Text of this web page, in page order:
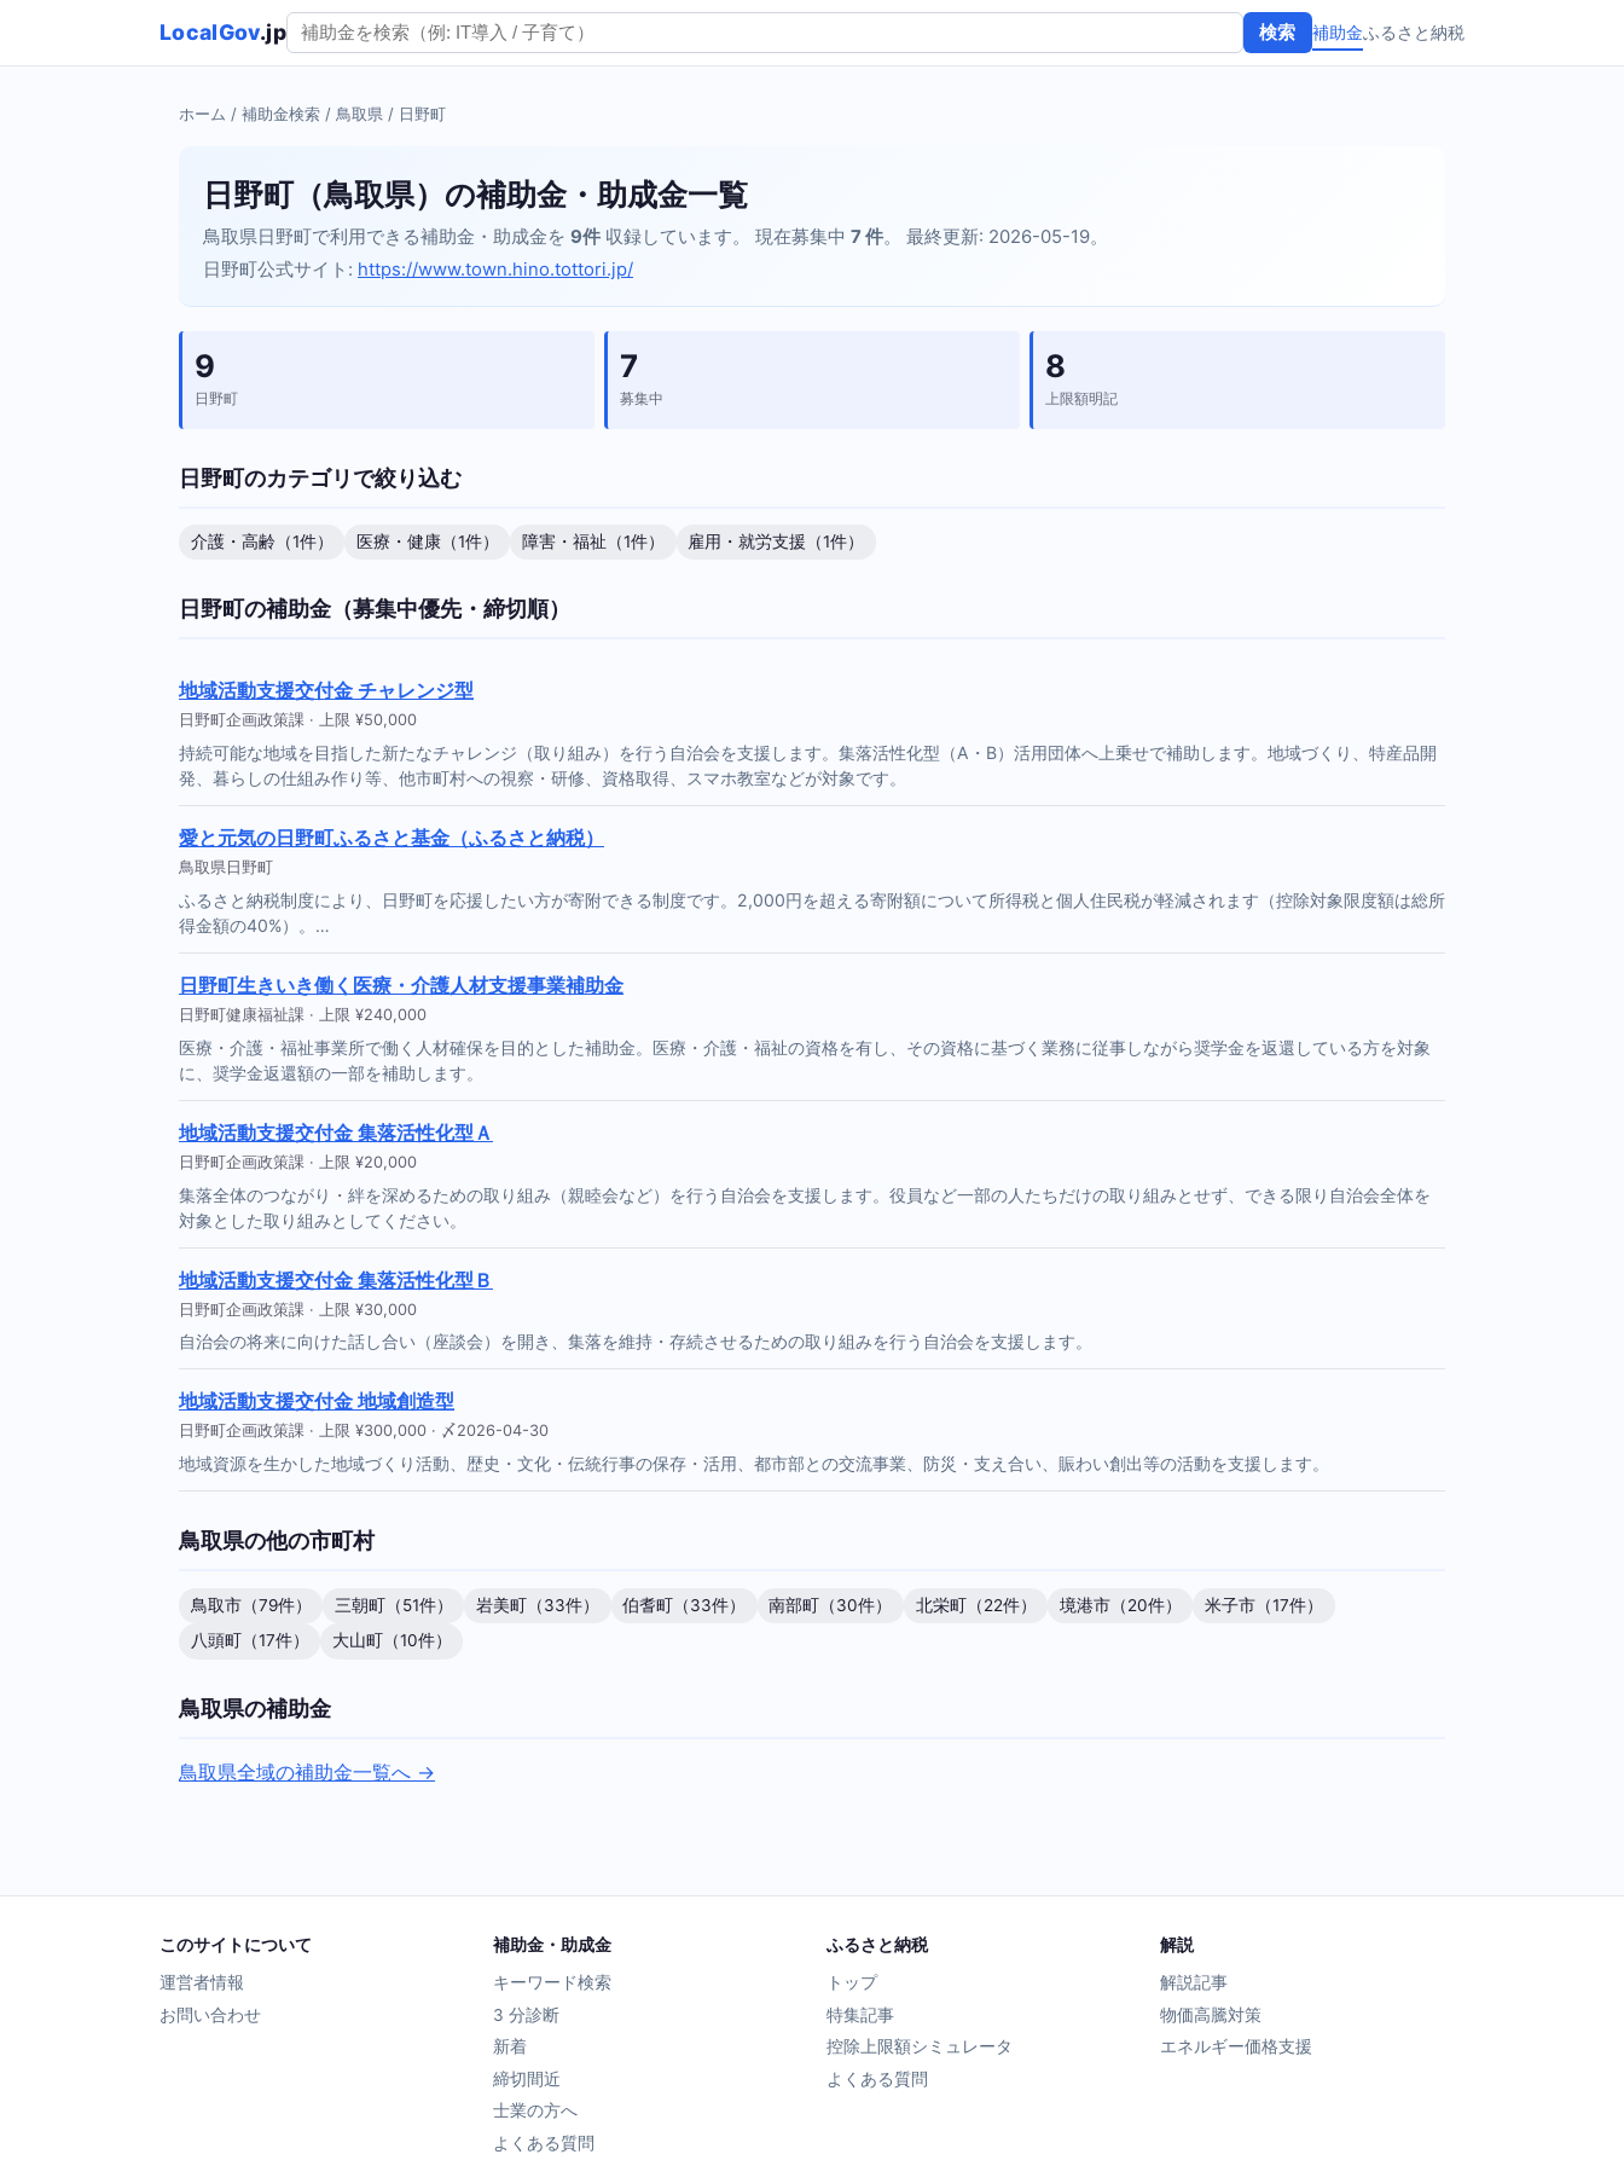
LocalGov.jp 検索 補助金ふるさと納税
ホーム / 補助金検索 / 鳥取県 / 日野町
日野町（鳥取県）の補助金・助成金一覧
鳥取県日野町で利用できる補助金・助成金を 9件 収録しています。 現在募集中 7 件。 最終更新: 2026-05-19。
日野町公式サイト: https://www.town.hino.tottori.jp/
9
日野町
7
募集中
8
上限額明記
日野町のカテゴリで絞り込む
介護・高齢（1件） 医療・健康（1件） 障害・福祉（1件） 雇用・就労支援（1件）
日野町の補助金（募集中優先・締切順）
地域活動支援交付金 チャレンジ型
日野町企画政策課 · 上限 ¥50,000
持続可能な地域を目指した新たなチャレンジ（取り組み）を行う自治会を支援します。集落活性化型（A・B）活用団体へ上乗せで補助します。地域づくり、特産品開
発、暮らしの仕組み作り等、他市町村への視察・研修、資格取得、スマホ教室などが対象です。
愛と元気の日野町ふるさと基金（ふるさと納税）
鳥取県日野町
ふるさと納税制度により、日野町を応援したい方が寄附できる制度です。2,000円を超える寄附額について所得税と個人住民税が軽減されます（控除対象限度額は総所
得金額の40%）。…
日野町生きいき働く医療・介護人材支援事業補助金
日野町健康福祉課 · 上限 ¥240,000
医療・介護・福祉事業所で働く人材確保を目的とした補助金。医療・介護・福祉の資格を有し、その資格に基づく業務に従事しながら奨学金を返還している方を対象
に、奨学金返還額の一部を補助します。
地域活動支援交付金 集落活性化型Ａ
日野町企画政策課 · 上限 ¥20,000
集落全体のつながり・絆を深めるための取り組み（親睦会など）を行う自治会を支援します。役員など一部の人たちだけの取り組みとせず、できる限り自治会全体を
対象とした取り組みとしてください。
地域活動支援交付金 集落活性化型Ｂ
日野町企画政策課 · 上限 ¥30,000
自治会の将来に向けた話し合い（座談会）を開き、集落を維持・存続させるための取り組みを行う自治会を支援します。
地域活動支援交付金 地域創造型
日野町企画政策課 · 上限 ¥300,000 · 〆2026-04-30
地域資源を生かした地域づくり活動、歴史・文化・伝統行事の保存・活用、都市部との交流事業、防災・支え合い、賑わい創出等の活動を支援します。
鳥取県の他の市町村
鳥取市（79件） 三朝町（51件） 岩美町（33件） 伯耆町（33件） 南部町（30件） 北栄町（22件） 境港市（20件）
米子市（17件）
八頭町（17件）
大山町（10件）
鳥取県の補助金
鳥取県全域の補助金一覧へ →
このサイトについて
運営者情報
お問い合わせ
補助金・助成金
キーワード検索
3 分診断
新着
締切間近
士業の方へ
よくある質問
ふるさと納税
トップ
特集記事
控除上限額シミュレータ
よくある質問
解説
解説記事
物価高騰対策
エネルギー価格支援